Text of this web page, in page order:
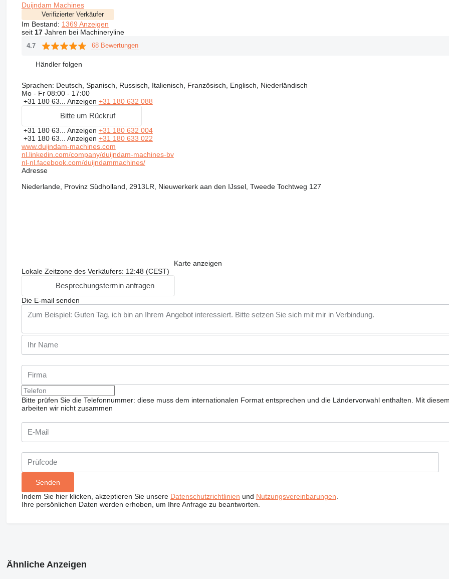
Duijndam Machines
Verifizierter Verkäufer
Im Bestand: 1369 Anzeigen
seit 17Jahren bei Machineryline
4.7 68 Bewertungen
Händler folgen
Sprachen: Deutsch, Spanisch, Russisch, Italienisch, Französisch, Englisch, Niederländisch
Mo - Fr 08:00 - 17:00
+31 180 63... Anzeigen +31 180 632 088
Bitte um Rückruf
+31 180 63... Anzeigen +31 180 632 004
+31 180 63... Anzeigen +31 180 633 022
www.duijndam-machines.com
nl.linkedin.com/company/duijndam-machines-bv
nl-nl.facebook.com/duijndammachines/
Adresse
Niederlande, Provinz Südholland, 2913LR, Nieuwerkerk aan den IJssel, Tweede Tochtweg 127
Karte anzeigen
Lokale Zeitzone des Verkäufers: 12:48 (CEST)
Besprechungstermin anfragen
Die E-mail senden
Bitte prüfen Sie die Telefonnummer: diese muss dem internationalen Format entsprechen und die Ländervorwahl enthalten.
Mit
arbeiten wir nicht zusammen
Indem Sie hier klicken, akzeptieren Sie unsere Datenschutzrichtlinien und Nutzungsvereinbarungen
Ihre persönlichen Daten werden erhoben, um Ihre Anfrage zu beantworten.
Ähnliche Anzeigen